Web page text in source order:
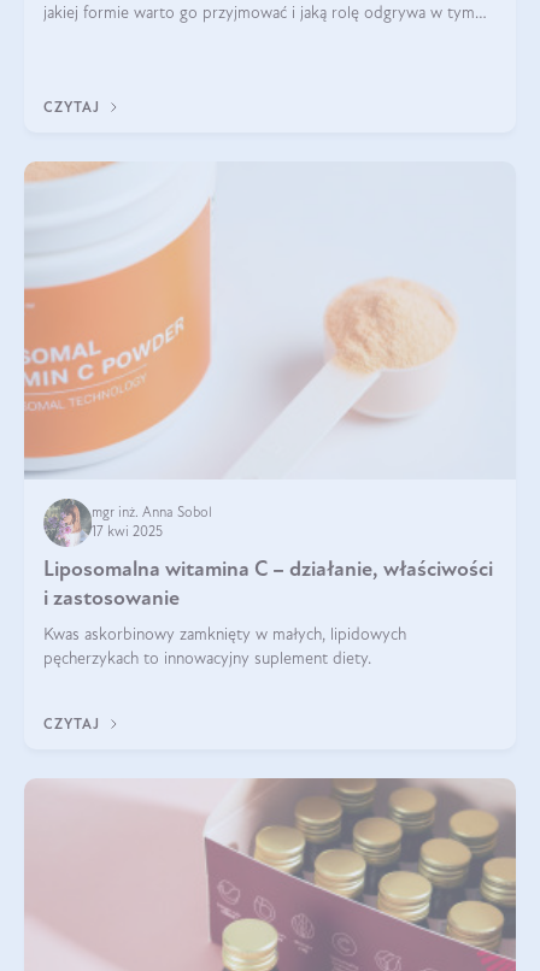
jakiej formie warto go przyjmować i jaką rolę odgrywa w tym
CZYTAJ
mgr inż. Anna Sobol
17 kwi 2025
Liposomalna witamina C – działanie, właściwości
i zastosowanie
Kwas askorbinowy zamknięty w małych, lipidowych
pęcherzykach to innowacyjny suplement diety.
CZYTAJ